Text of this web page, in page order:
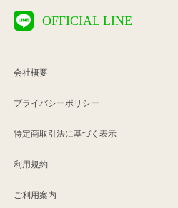
OFFICIAL LINE
会社概要
プライバシーポリシー
特定商取引法に基づく表示
利用規約
ご利用案内